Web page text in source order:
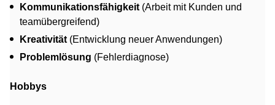
Kommunikationsfähigkeit (Arbeit mit Kunden und
teamübergreifend)
Kreativität (Entwicklung neuer Anwendungen)
Problemlösung (Fehlerdiagnose)
Hobbys